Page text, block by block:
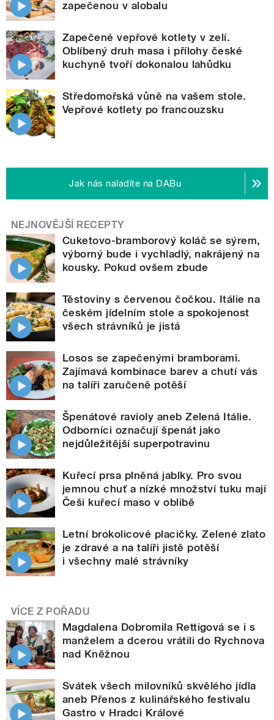
zapečenou v alobalu
Zapečené vepřové kotlety v zelí.
Oblíbený druh masa i přílohy české
kuchyně tvoří dokonalou lahůdku
Středomořská vůně na vašem stole.
Vepřové kotlety po francouzsku
Jak nás naladíte na DABu
NEJNOVĚJŠÍ RECEPTY
Cuketovo-bramborový koláč se sýrem,
výborný bude i vychladlý, nakrájený na
kousky. Pokud ovšem zbude
Těstoviny s červenou čočkou. Itálie na
českém jídelním stole a spokojenost
všech strávníků je jistá
Losos se zapečenými bramborami.
Zajímavá kombinace barev a chutí vás
na talíři zaručeně potěší
Špenátové ravioly aneb Zelená Itálie.
Odborníci označují špenát jako
nejdůležitější superpotravinu
Kuřecí prsa plněná jablky. Pro svou
jemnou chuť a nízké množství tuku mají
Češi kuřecí maso v oblibě
Letní brokolicové placičky. Zelené zlato
je zdravé a na talíři jistě potěší
i všechny malé strávníky
VÍCE Z POŘADU
Magdalena Dobromila Rettigová se i s
manželem a dcerou vrátili do Rychnova
nad Kněžnou
Svátek všech milovníků skvělého jídla
aneb Přenos z kulinářského festivalu
Gastro v Hradci Králové